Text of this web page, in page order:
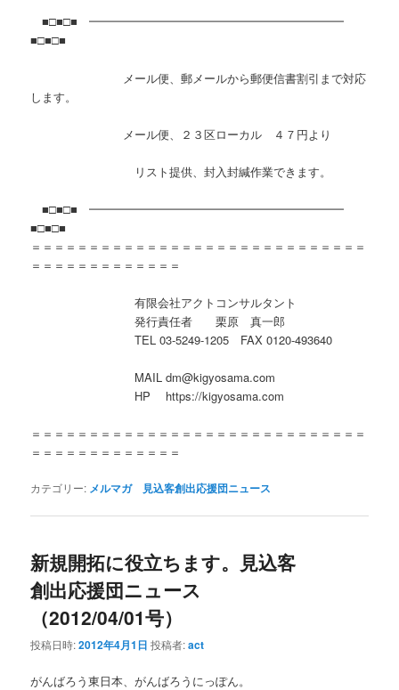
■□■□■ ━━━━━━━━━━━━━━━━━━━━━━
■□■□■
メール便、郵メールから郵便信書割引まで対応
します。
メール便、２３区ローカル ４７円より
リスト提供、封入封緘作業できます。
■□■□■ ━━━━━━━━━━━━━━━━━━━━━━
■□■□■
＝＝＝＝＝＝＝＝＝＝＝＝＝＝＝＝＝＝＝＝＝＝＝＝＝＝＝＝＝
＝＝＝＝＝＝＝＝＝＝＝＝＝
有限会社アクトコンサルタント
発行責任者 栗原 真一郎
TEL 03-5249-1205 FAX 0120-493640
MAIL dm@kigyosama.com
HP https://kigyosama.com
＝＝＝＝＝＝＝＝＝＝＝＝＝＝＝＝＝＝＝＝＝＝＝＝＝＝＝＝＝
＝＝＝＝＝＝＝＝＝＝＝＝＝
カテゴリー: メルマガ 見込客創出応援団ニュース
新規開拓に役立ちます。見込客
創出応援団ニュース
（2012/04/01号）
投稿日時:2012年4月1日 投稿者:act
がんばろう東日本、がんばろうにっぽん。